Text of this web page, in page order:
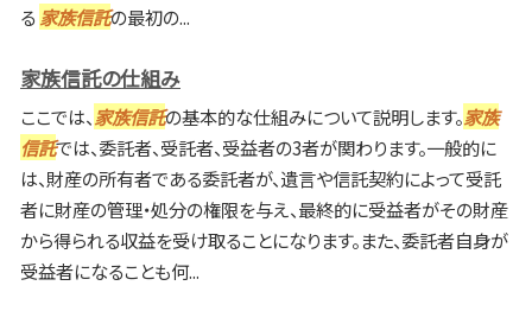
る家族信託の最初の...
家族信託の仕組み
ここでは、家族信託の基本的な仕組みについて説明します。家族
信託では、委託者、受託者、受益者の3者が関わります。一般的に
は、財産の所有者である委託者が、遺言や信託契約によって受託
者に財産の管理・処分の権限を与え、最終的に受益者がその財産
から得られる収益を受け取ることになります。また、委託者自身が
受益者になることも何...